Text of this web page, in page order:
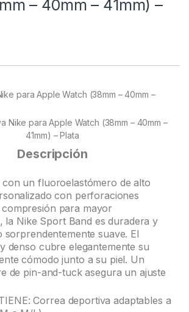
– 40mm – 41mm) –
para Apple Watch (38mm – 40mm –
Nike para Apple Watch (38mm – 40mm –
41mm) – Plata
Descripción
con un fluoroelastómero de alto
con perforaciones
para mayor
la Nike Sport Band es duradera y
sorprendentemente suave. El
denso cubre elegantemente su
cómodo junto a su piel. Un
de pin-and-tuck asegura un ajuste
Correa deportiva adaptables a